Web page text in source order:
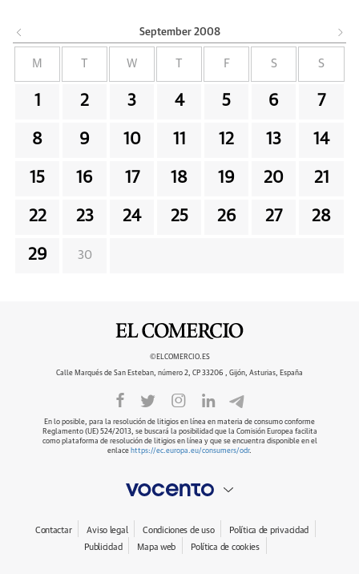
September 2008
M W F S S
1 2 3 4 5 6 7
8 9 10 11 12 13 14
15 16 17 18 19 20 21
22 23 24 25 26 27 28
29 30
©ELCOMERCIO.ES
Calle Marqués de San Esteban, número 2, CP 33206 , Gijón, Asturias, España
En lo posible, para la resolución de litigios en línea en materia de consumo conforme
Reglamento (UE) 524/2013, se buscará la posibilidad que la Comisión Europea facilita
como plataforma de resolución de litigios en línea y que se encuentra disponible en el
enlace https://ec.europa.eu/consumers/odr.
Contactar Aviso legal Condiciones de uso
Política de privacidad
Publicidad
Mapa web Política de cookies